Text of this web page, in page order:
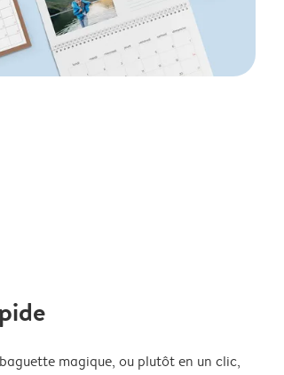
magique, ou plutôt en un clic,